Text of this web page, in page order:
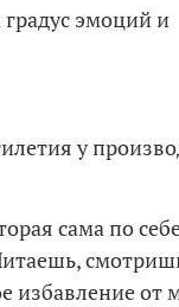
эмоций и
у
сама по
избавление от